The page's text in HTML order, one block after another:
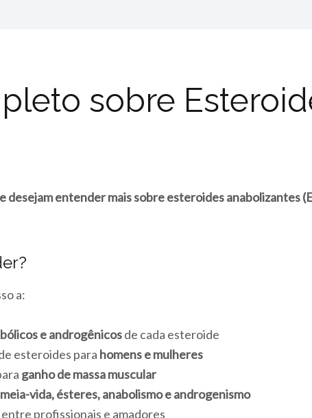
sobre
desejam entender mais sobre esteroides anabolizantes
a:
e androgênicosde cada esteroide
esteroides para homens e mulheres
ganho de massa muscular
meia-vida, ésteres, anabolismo e androgenismo
profissionais e amadores